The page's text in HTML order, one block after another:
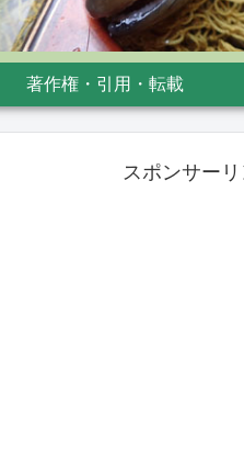
著作権・引用・転載
スポンサーリ